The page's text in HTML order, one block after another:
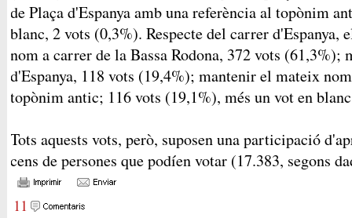
de Plaça d'Espanya amb una referència al topònim
blanc, 2 vots (0,3%). Respecte del carrer d'Espanya,
nom a carrer de la Bassa Rodona, 372 vots
d'Espanya, 118 vots (19,4%); mantenir el mateix
topònim antic; 116 vots (19,1%), més un vot en
Tots aquests vots, però, suposen una participació
cens de persones que podíen votar (17.383, segons
11